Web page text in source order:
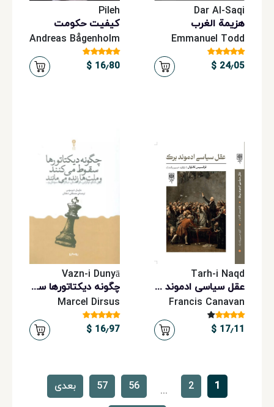
Dar Al-Saqi
هزيمة الغرب
Emmanuel Todd
24٫05 $
Pileh
کیفیت حکومت
Andreas Bågenholm
16٫80 $
Tarh-i Naqd
عقل سیاسی ادموند برک
Francis Canavan
17٫11 $
Vazn-i Dunyā
چگونه دیکتاتورها سقوط می‌کنند و ملت‌ها زنده می‌مانند
Marcel Dirsus
16٫97 $
1
2
...
56
57 بعدی